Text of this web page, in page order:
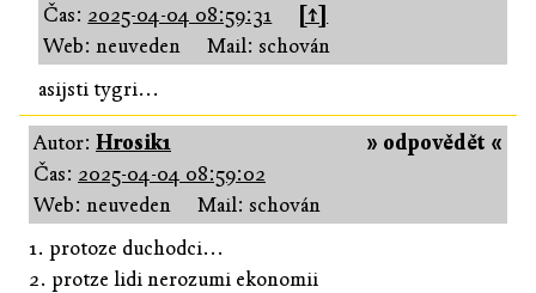
Čas: 2025-04-04 08:59:31
[↑]
Web: neuveden
Mail: schován
asijsti tygri...
» odpovědět «
Autor: Hrosik1
Čas: 2025-04-04 08:59:02
Web: neuveden
Mail: schován
1. protoze duchodci...
2. protze lidi nerozumi ekonomii